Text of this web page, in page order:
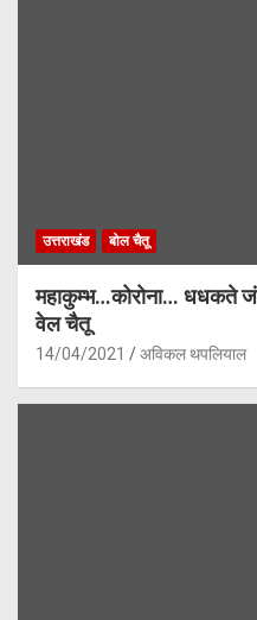
उत्तराखंड बोल चैतू
महाकुम्भ…कोरोना…
वेल चैतू
14/04/2021 अविकल थपलियाल